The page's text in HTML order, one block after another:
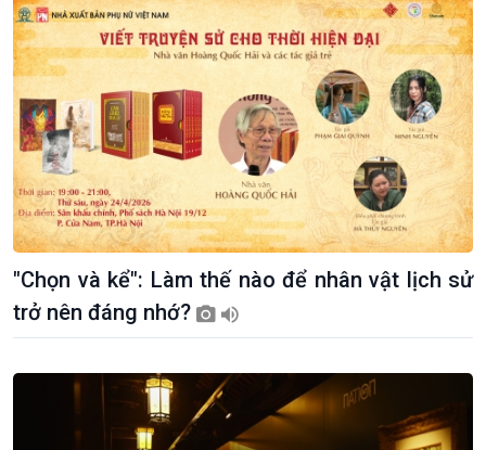
thương mại
Tìm hiểu biển, đảo Việt
Nam
"Chọn và kể": Làm thế nào để nhân vật lịch sử
trở nên đáng nhớ?